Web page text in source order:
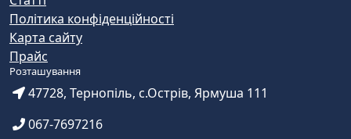
Політика конфіденційності
Карта сайту
Прайс
Розташування
47728, Тернопіль, с.Острів, Ярмуша 111
067-7697216